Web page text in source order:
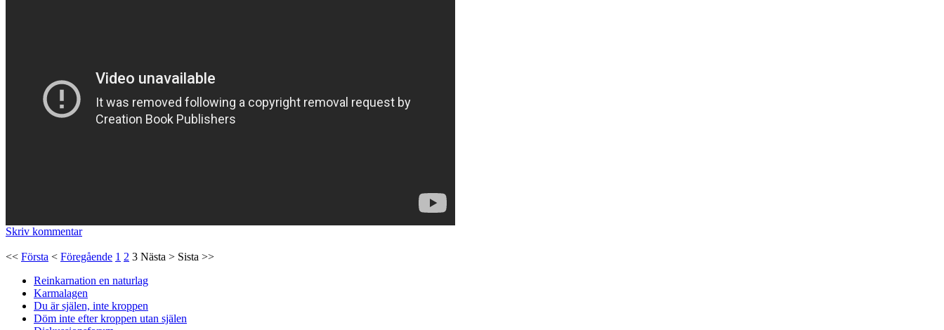
Skriv kommentar
<< Första < Föregående 1 2 3 Nästa > Sista >>
Reinkarnation en naturlag
Karmalagen
Du är själen, inte kroppen
Döm inte efter kroppen utan själen